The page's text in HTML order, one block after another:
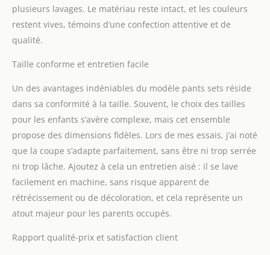
d'anniversaire, les
excursions en ville, les
Thanksgiving, etc. Âge
pour bébé garçon de 0 à
3 mois, tenue pour bébé
garçon de 3 à 6 mois,
vêtements pour bébé
garçon de 6 à 9 mois,
vêtements pour bébé
garçon de 9 à 12 mois,
vêtements pour garçon
de 12 à 18 mois Contenu
de l'emballage : vous
recevrez 1 barboteuse à
pantalon + 1 joli
plusieurs lavages. Le matériau reste intact, et les couleurs
restent vives, témoins d’une confection attentive et de
qualité.
Taille conforme et entretien facile
Un des avantages indéniables du modèle pants sets réside
dans sa conformité à la taille. Souvent, le choix des tailles
pour les enfants s’avère complexe, mais cet ensemble
propose des dimensions fidèles. Lors de mes essais, j’ai noté
que la coupe s’adapte parfaitement, sans être ni trop serrée
ni trop lâche. Ajoutez à cela un entretien aisé : il se lave
facilement en machine, sans risque apparent de
rétrécissement ou de décoloration, et cela représente un
atout majeur pour les parents occupés.
Rapport qualité-prix et satisfaction client